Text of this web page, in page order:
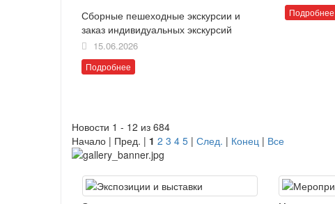
Сборные пешеходные экскурсии и
заказ индивидуальных экскурсий
15.06.2026
Подробнее
Подробнее
Новости 1 - 12 из 684
Начало | Пред. | 1 2 3 4 5 | След. | Конец | Все